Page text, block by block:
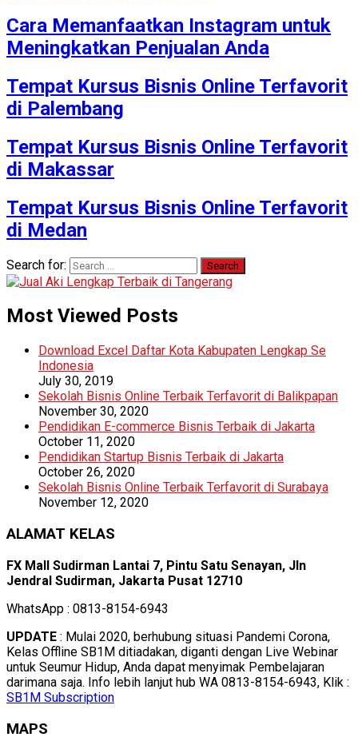
Cara Memanfaatkan Instagram untuk
Meningkatkan Penjualan Anda
Tempat Kursus Bisnis Online Terfavorit
di Palembang
Tempat Kursus Bisnis Online Terfavorit
di Makassar
Tempat Kursus Bisnis Online Terfavorit
di Medan
Search for:
Most Viewed Posts
Download Excel Daftar Kota Kabupaten Lengkap Se
Indonesia
July 30, 2019
Sekolah Bisnis Online Terbaik Terfavorit di Balikpapan
November 30, 2020
Pendidikan E-commerce Bisnis Terbaik di Jakarta
October 11, 2020
Pendidikan Startup Bisnis Terbaik di Jakarta
October 26, 2020
Sekolah Bisnis Online Terbaik Terfavorit di Surabaya
November 12, 2020
ALAMAT KELAS
FX Mall Sudirman Lantai 7, Pintu Satu Senayan, Jln
Jendral Sudirman, Jakarta Pusat 12710
WhatsApp : 0813-8154-6943
UPDATE : Mulai 2020, berhubung situasi Pandemi Corona,
Kelas Offline SB1M ditiadakan, diganti dengan Live Webinar
untuk Seumur Hidup, Anda dapat menyimak Pembelajaran
darimana saja. Info lebih lanjut hub WA 0813-8154-6943, Klik :
SB1M Subscription
MAPS